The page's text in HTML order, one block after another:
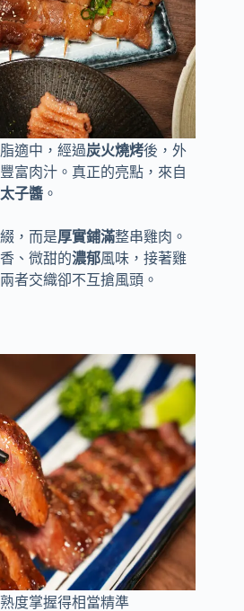
適中，經過炭火燒烤後，外
富肉汁。真正的亮點，來自
子醬 。
，而是厚實鋪滿整串雞肉。
、微甜的濃郁風味，接著雞
者交織卻不互搶風頭。
度掌握得相當精準